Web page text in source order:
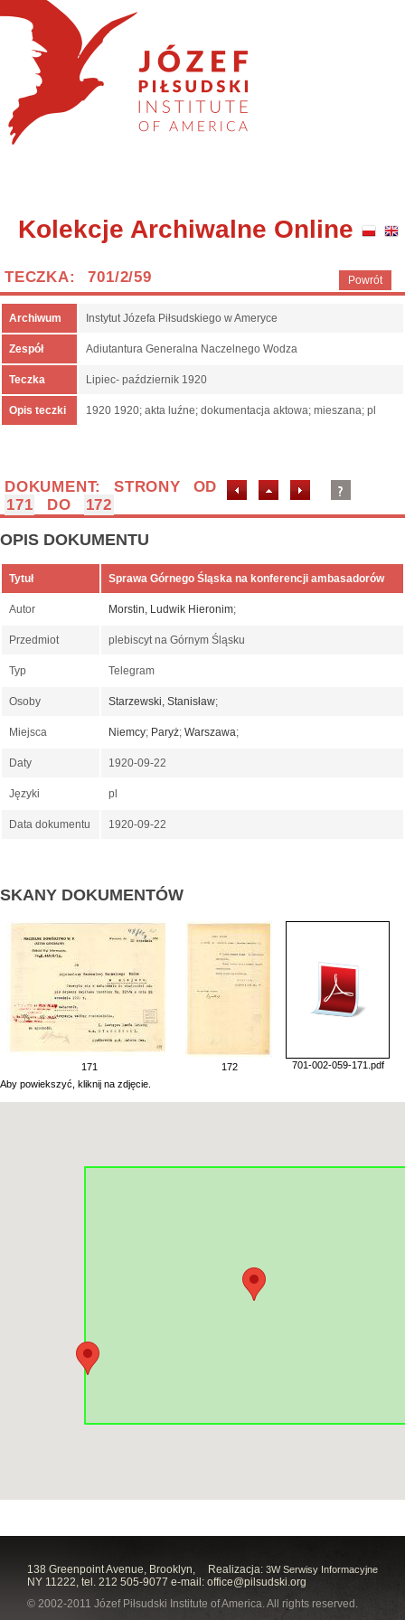
Kolekcje Archiwalne Online
Powrót
TECZKA: 701/2/59
Archiwum Instytut Józefa Piłsudskiego w Ameryce
Zespół Adiutantura Generalna Naczelnego Wodza
Teczka Lipiec- październik 1920
Opis teczki 1920 1920; akta luźne; dokumentacja aktowa; mieszana; pl
DOKUMENT: STRONY OD
171
DO 172
OPIS DOKUMENTU
Tytuł Sprawa Górnego Śląska na konferencji ambasadorów
Autor Morstin, Ludwik Hieronim;
Przedmiot plebiscyt na Górnym Śląsku
Typ Telegram
Osoby Starzewski, Stanisław;
Miejsca Niemcy; Paryż; Warszawa;
Daty 1920-09-22
Języki pl
Data dokumentu 1920-09-22
SKANY DOKUMENTÓW
171 172
701-002-059-171.pdf
Aby powiekszyć, kliknij na zdjęcie.
Realizacja: 3W Serwisy Informacyjne
138 Greenpoint Avenue, Brooklyn,
NY 11222, tel. 212 505-9077 e-mail: office@pilsudski.org
© 2002-2011 Józef Piłsudski Institute of America. All rights reserved.